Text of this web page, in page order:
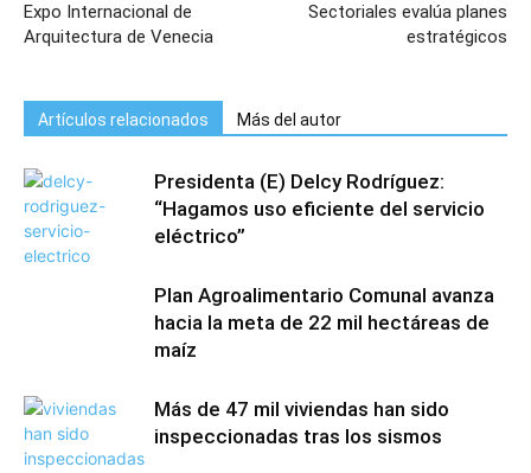
Expo Internacional de
Arquitectura de Venecia
Sectoriales evalúa planes
estratégicos
Artículos relacionados Más del autor
Presidenta (E) Delcy Rodríguez:
“Hagamos uso eficiente del servicio
eléctrico”
Plan Agroalimentario Comunal avanza
hacia la meta de 22 mil hectáreas de
maíz
Más de 47 mil viviendas han sido
inspeccionadas tras los sismos